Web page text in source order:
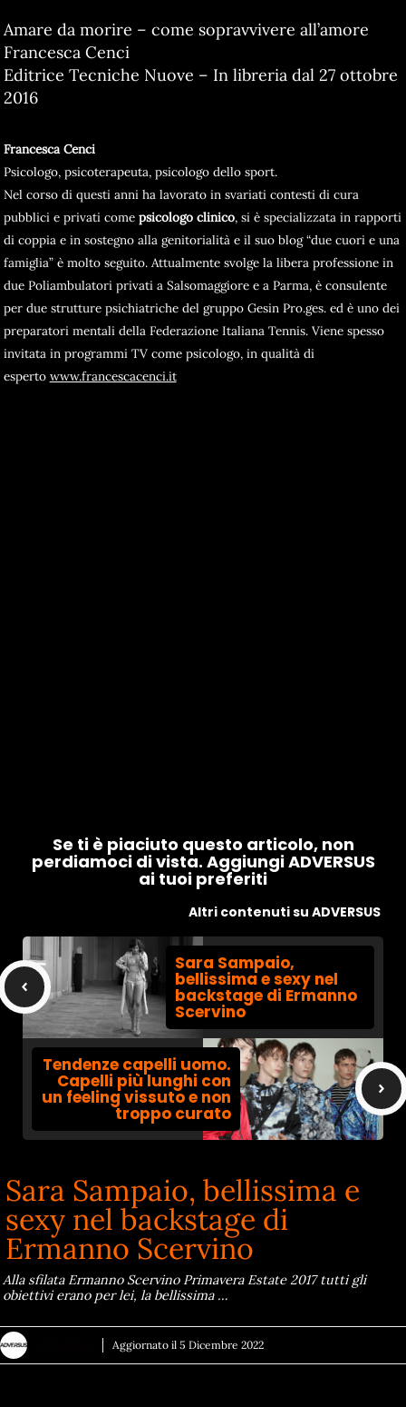
Amare da morire – come sopravvivere all’amore
Francesca Cenci
Editrice Tecniche Nuove – In libreria dal 27 ottobre
2016
Francesca Cenci
Psicologo, psicoterapeuta, psicologo dello sport.
Nel corso di questi anni ha lavorato in svariati contesti di cura
pubblici e privati come psicologo clinico, si è specializzata in rapporti
di coppia e in sostegno alla genitorialità e il suo blog “due cuori e una
famiglia” è molto seguito. Attualmente svolge la libera professione in
due Poliambulatori privati a Salsomaggiore e a Parma, è consulente
per due strutture psichiatriche del gruppo Gesin Pro.ges. ed è uno dei
preparatori mentali della Federazione Italiana Tennis. Viene spesso
invitata in programmi TV come psicologo, in qualità di
esperto www.francescacenci.it
Se ti è piaciuto questo articolo, non
perdiamoci di vista. Aggiungi ADVERSUS
ai tuoi preferiti
Altri contenuti su ADVERSUS
Sara Sampaio,
bellissima e sexy nel
backstage di Ermanno
Scervino
Tendenze capelli uomo.
Capelli più lunghi con
un feeling vissuto e non
troppo curato
Sara Sampaio, bellissima e
sexy nel backstage di
Ermanno Scervino
Alla sfilata Ermanno Scervino Primavera Estate 2017 tutti gli
obiettivi erano per lei, la bellissima …
Aggiornato il 5 Dicembre 2022